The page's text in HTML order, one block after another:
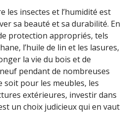
les insectes et l’humidité est
sa beauté et sa durabilité. En
protection appropriés, tels
l’huile de lin et les lasures,
la vie du bois et de
pendant de nombreuses
soit pour les meubles, les
extérieures, investir dans
un choix judicieux qui en vaut